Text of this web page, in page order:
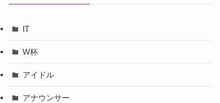
IT
W杯
アイドル
アナウンサー